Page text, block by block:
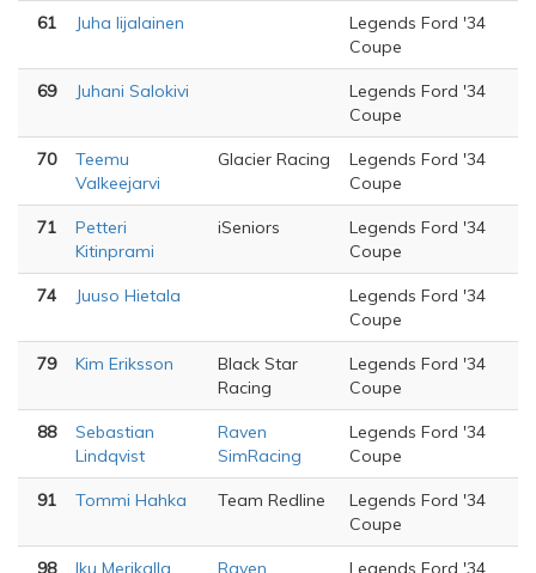
61 Juha Iijalainen
Legends Ford '34
Coupe
69 Juhani Salokivi
Legends Ford '34
Coupe
70
Teemu
Valkeejarvi
Glacier Racing
Legends Ford '34
Coupe
71
Petteri
Kitinprami
iSeniors
Legends Ford '34
Coupe
74 Juuso Hietala
Legends Ford '34
Coupe
79 Kim Eriksson
Black Star
Racing
Legends Ford '34
Coupe
88
Sebastian
Lindqvist
Raven
SimRacing
Legends Ford '34
Coupe
91 Tommi Hahka Team Redline
Legends Ford '34
Coupe
98 Iku Merikalla
Raven
Legends Ford '34